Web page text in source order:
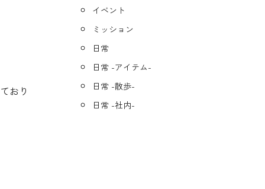
おり
イベント
ミッション
日常
日常 -アイテム-
日常 -散歩-
日常 -社内-